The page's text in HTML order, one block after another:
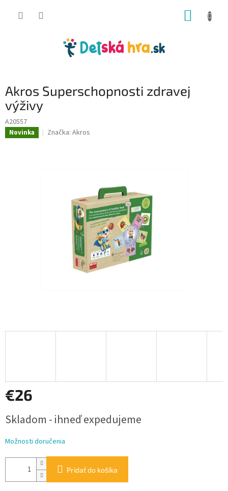
Akros Superschopnosti zdravej
výživy
A20557
Novinka Značka: Akros
€26
cena:
Skladom - ihneď expedujeme
Možnosti doručenia
Pridať do košíka